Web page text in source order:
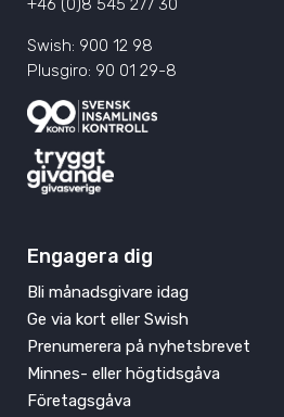
+46 (0)8 545 277 30
Swish: 900 12 98
Plusgiro: 90 01 29-8
Engagera dig
Bli månadsgivare idag
Ge via kort eller Swish
Prenumerera på nyhetsbrevet
Minnes- eller högtidsgåva
Företagsgåva